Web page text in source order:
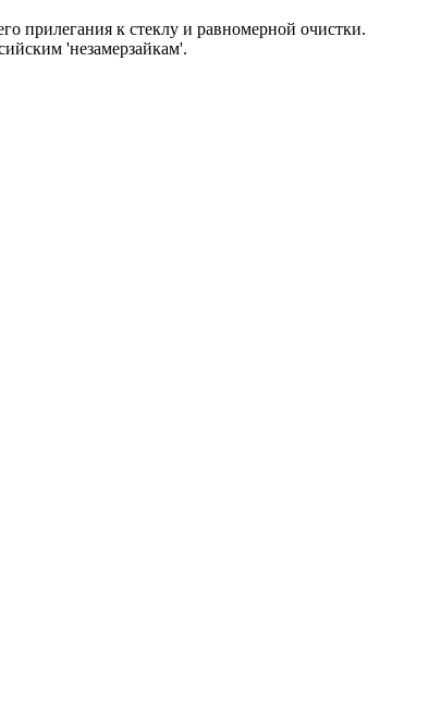
прилегания к стеклу и равномерной очистки.
'незамерзайкам'.